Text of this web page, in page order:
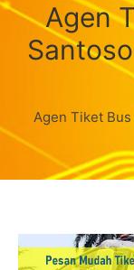
Agen
Agen Tiket Bus